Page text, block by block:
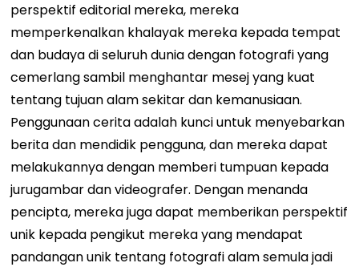
perspektif editorial mereka, mereka
memperkenalkan khalayak mereka kepada tempat
dan budaya di seluruh dunia dengan fotografi yang
cemerlang sambil menghantar mesej yang kuat
tentang tujuan alam sekitar dan kemanusiaan.
Penggunaan cerita adalah kunci untuk menyebarkan
berita dan mendidik pengguna, dan mereka dapat
melakukannya dengan memberi tumpuan kepada
jurugambar dan videografer. Dengan menanda
pencipta, mereka juga dapat memberikan perspektif
unik kepada pengikut mereka yang mendapat
pandangan unik tentang fotografi alam semula jadi